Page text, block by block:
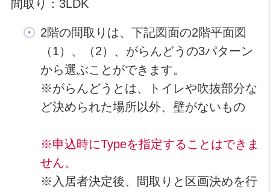
間取り：3LDK
2階の間取りは、下記図面の2階平面図
（1）、（2）、がらんどうの3パターン
から選ぶことができます。
※がらんどうとは、トイレや吹抜部分な
ど決められた場所以外、壁がないもの
※申込時にTypeを指定することはできま
せん。
※入居者決定後、間取りと区画決めを行